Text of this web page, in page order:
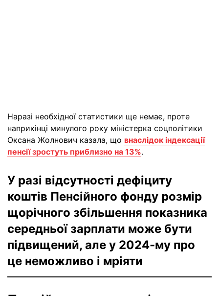
Наразі необхідної статистики ще немає, проте
наприкінці минулого року міністерка соцполітики
Оксана Жолнович казала, що внаслідок індексації
пенсії зростуть приблизно на 13%.
У разі відсутності дефіциту
коштів Пенсійного фонду розмір
щорічного збільшення показника
середньої зарплати може бути
підвищений, але у 2024-му про
це неможливо і мріяти